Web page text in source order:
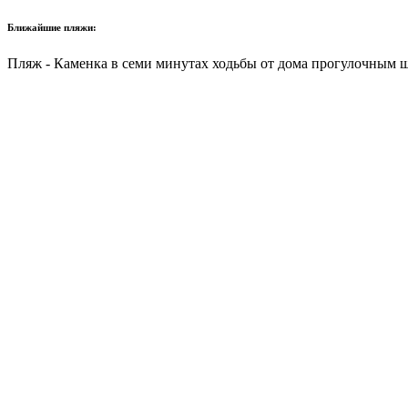
Ближайшие пляжи:
Пляж - Каменка в семи минутах ходьбы от дома прогулочным